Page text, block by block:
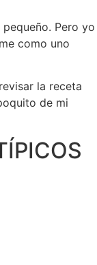
Pero yo
como uno
la receta
de mi